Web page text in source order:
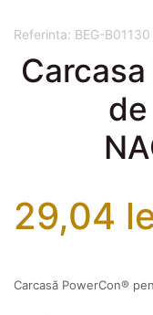
Referinta: BEG-B01130
29,04
Carcasă PowerCon®